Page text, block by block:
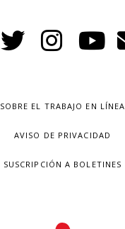
SOBRE EL TRABAJO EN LÍNEA
AVISO DE PRIVACIDAD
SUSCRIPCIÓN A BOLETINES